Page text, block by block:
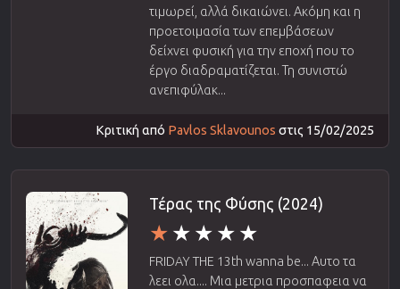
τιμωρεί, αλλά δικαιώνει. Ακόμη και η
προετοιμασία των επεμβάσεων
δείχνει φυσική για την εποχή που το
έργο διαδραματίζεται. Τη συνιστώ
ανεπιφύλακ...
Κριτική από Pavlos Sklavounos στις 15/02/2025
Τέρας της Φύσης (2024)
FRIDAY THE 13th wanna be... Αυτο τα
λεει ολα.... Μια μετρια προσπαφεια να